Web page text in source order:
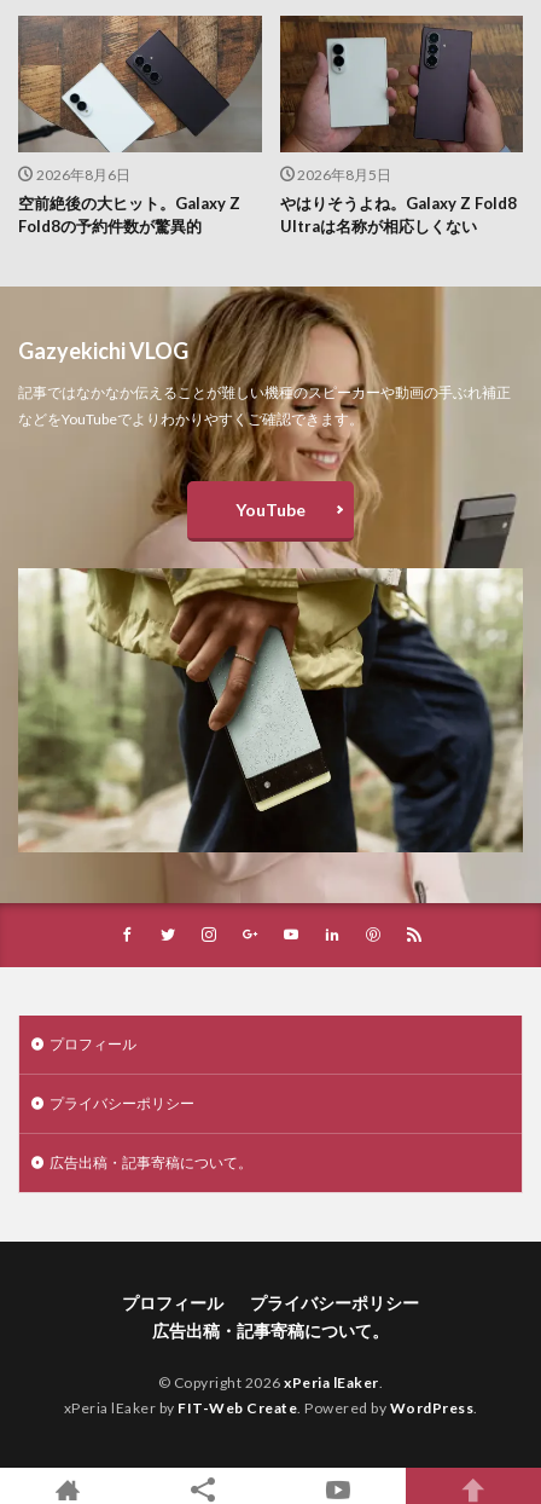
2026年8月6日
空前絶後の大ヒット。Galaxy Z
Fold8の予約件数が驚異的
2026年8月5日
やはりそうよね。Galaxy Z Fold8
Ultraは名称が相応しくない
Gazyekichi VLOG
記事ではなかなか伝えることが難しい機種のスピーカーや動画の手ぶれ補正
などをYouTubeでよりわかりやすくご確認できます。
YouTube
プロフィール
プライバシーポリシー
広告出稿・記事寄稿について。
プロフィール
プライバシーポリシー
広告出稿・記事寄稿について。
© Copyright 2026xPeria lEaker.
xPeria lEaker by FIT-Web Create. Powered by WordPress.